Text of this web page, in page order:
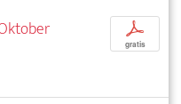
p
gratis